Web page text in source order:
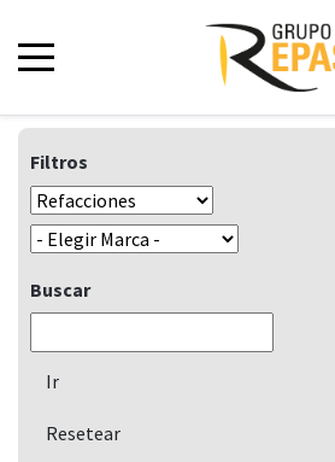
Filtros
Buscar